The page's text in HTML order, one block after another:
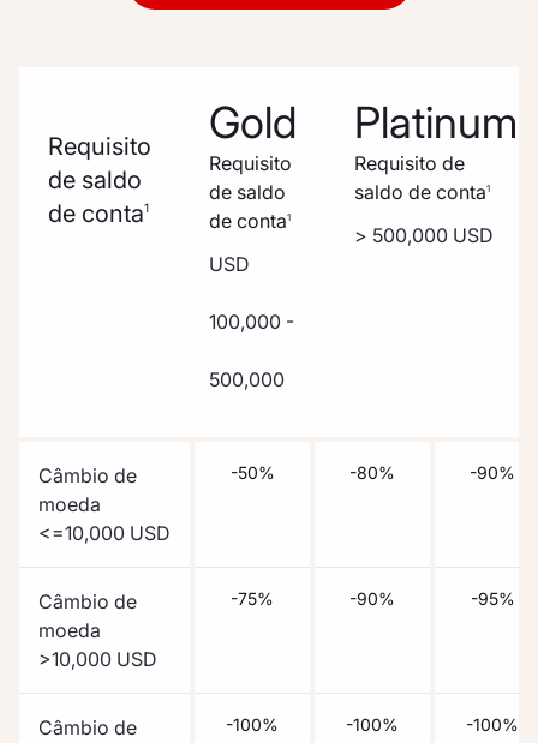
Requisito
de saldo
de conta1
Gold
Requisito
de saldo
de conta1
USD
100,000 -
500,000
Platinum
Requisito de
saldo de conta1
> 500,000 USD
Câmbio de
moeda
<=10,000 USD
Câmbio de
moeda
>10,000 USD
Câmbio de
-50%
-75%
-100%
-80%
-90%
-100%
-90%
-95%
-100%